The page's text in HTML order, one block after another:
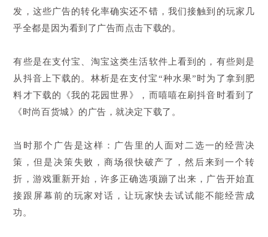
发，这些广告的转化率确实还不错，我们接触到的玩家几
乎全都是因为看到了广告而点击下载的。
有些是在支付宝、淘宝这类生活软件上看到的，有些则是
从抖音上下载的。林析是在支付宝“种水果”时为了拿到肥
料才下载的《我的花园世界》，而嘻嘻在刷抖音时看到了
《时尚百货城》的广告，就决定下载了。
当时那个广告是这样：广告里的人面对二选一的经营决
策，但是决策失败，商场很快破产了，然后来到一个转
折，游戏重新开始，许多正确选项蹦了出来，广告开始直
接跟屏幕前的玩家对话，让玩家快去试试能不能经营成
功。